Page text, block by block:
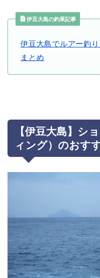
伊豆大島の釣果記事
伊豆大島でルアー釣
まとめ
【伊豆大島】シ
ィング）のおす